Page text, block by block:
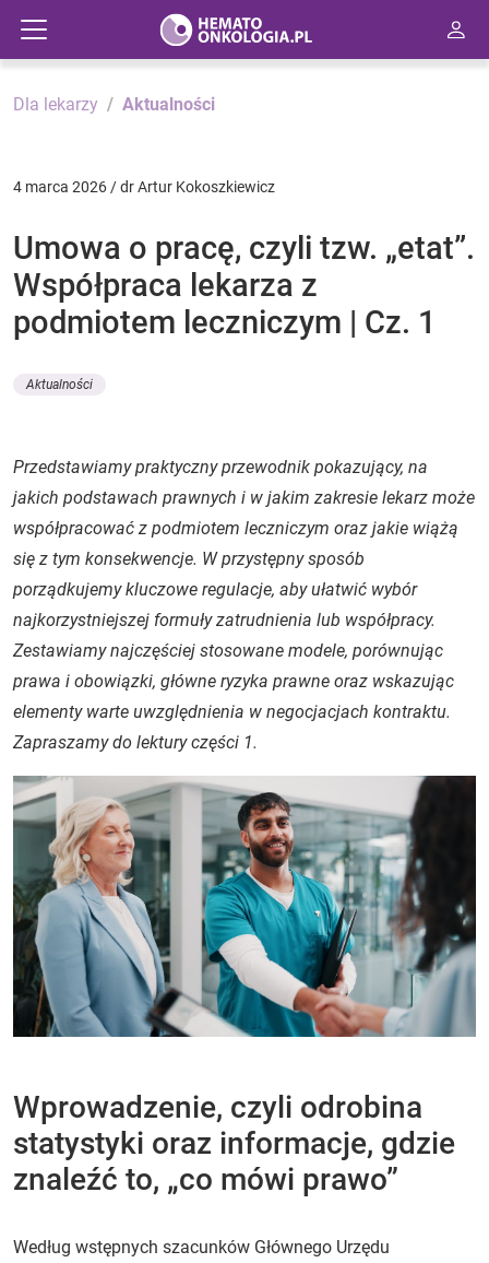
Dla lekarzy Aktualności
4 marca 2026 / dr Artur Kokoszkiewicz
Umowa o pracę, czyli tzw. „etat”.
Współpraca lekarza z
podmiotem leczniczym | Cz. 1
Aktualności
Przedstawiamy praktyczny przewodnik pokazujący, na
jakich podstawach prawnych i w jakim zakresie lekarz może
współpracować z podmiotem leczniczym oraz jakie wiążą
się z tym konsekwencje. W przystępny sposób
porządkujemy kluczowe regulacje, aby ułatwić wybór
najkorzystniejszej formuły zatrudnienia lub współpracy.
Zestawiamy najczęściej stosowane modele, porównując
prawa i obowiązki, główne ryzyka prawne oraz wskazując
elementy warte uwzględnienia w negocjacjach kontraktu.
Zapraszamy do lektury części 1.
Wprowadzenie, czyli odrobina
statystyki oraz informacje, gdzie
znaleźć to, „co mówi prawo”
Według wstępnych szacunków Głównego Urzędu